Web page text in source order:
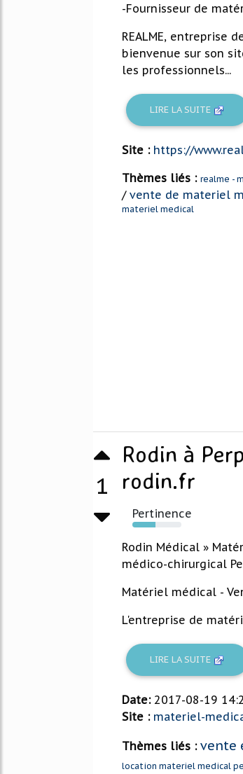
-Fournisseur de
REALME, entreprise
bienvenue sur son
les professionnels...
LIRE LA SUITE
Site : https://
Thèmes liés : realme -
/ vente de materiel
materiel medical
1
Rodin à
rodin.fr
Pertinence
47%
Rodin Médical »
médico-chirurgical
Matériel médical -
L'entreprise de
LIRE LA SUITE
Date: 2017-08-19
Site : materiel-
Thèmes liés : vente
location materiel medical